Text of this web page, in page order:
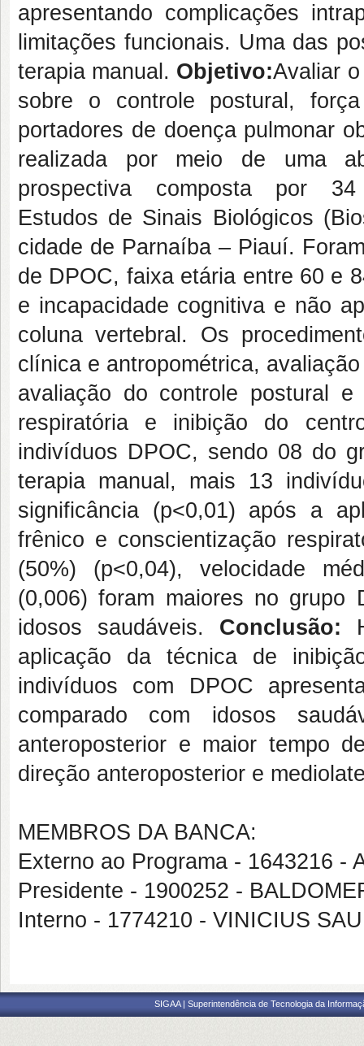
apresentando complicações
limitações funcionais. Uma das
terapia manual. Objetivo:Avaliar
sobre o controle postural,
portadores de doença pulmonar
realizada por meio de uma
prospectiva composta por
Estudos de Sinais Biológicos
cidade de Parnaíba – Piauí.
de DPOC, faixa etária entre 60 e
e incapacidade cognitiva e não
coluna vertebral. Os
clínica e antropométrica,
avaliação do controle postural
respiratória e inibição do
indivíduos DPOC, sendo 08 do
terapia manual, mais 13
significância (p<0,01) após a
frênico e conscientização
(50%) (p<0,04), velocidade
(0,006) foram maiores no grupo
idosos saudáveis. Conclusão:
aplicação da técnica de
indivíduos com DPOC
comparado com idosos
anteroposterior e maior tempo
direção anteroposterior e
MEMBROS DA BANCA:
Externo ao Programa - 1643216 -
Presidente - 1900252 -
Interno - 1774210 - VINICIUS
SIGAA | Superintendência de Tecnologia da